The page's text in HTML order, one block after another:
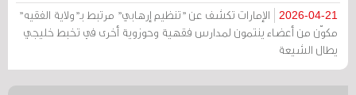
2026-04-21
الإمارات تكشف عن "تنظيم إرهابي" مرتبط بـ"ولاية الفقيه"
مكوّن من أعضاء ينتمون لمدارس فقهية وحوزوية أخرى في تخبط خليجي
يطال الشيعة